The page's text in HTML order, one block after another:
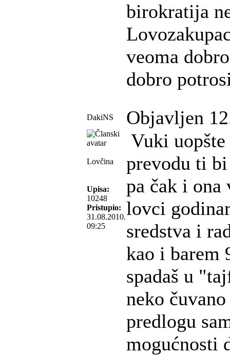
birokratija
veoma
dobro
DakiNS Objavljen
Lovčina
Upisa:
10248
Pristupio:
31.08.2010.
09:25
Vuki uopšte
prevodu ti
pa čak i ona
lovci
sredstva i
kao i barem
spadaš u
neko
predlogu
mogućnosti